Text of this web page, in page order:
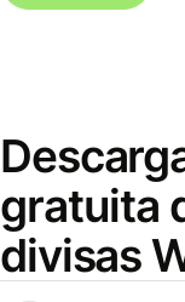
gratuita
divisas